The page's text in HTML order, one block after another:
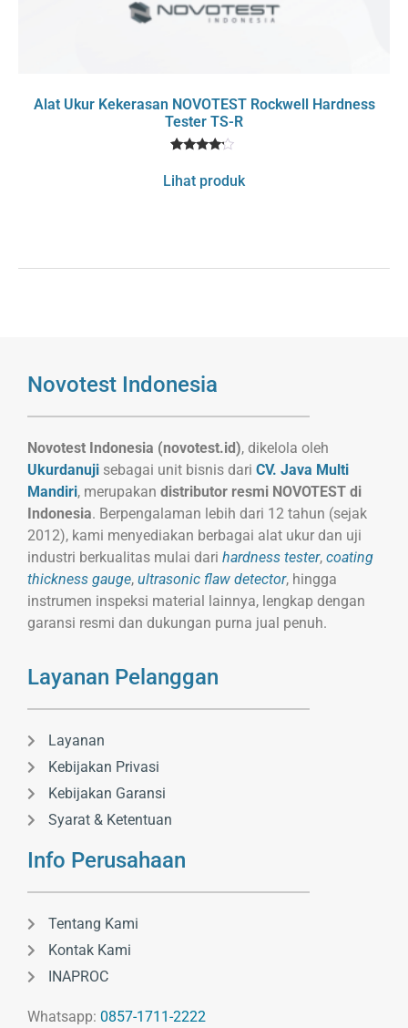
Alat Ukur Kekerasan NOVOTEST Rockwell Hardness
Tester TS-R
4
out of 5
Lihat produk
Novotest Indonesia
Novotest Indonesia (novotest.id), dikelola oleh
Ukurdanuji sebagai unit bisnis dari CV. Java Multi
Mandiri, merupakan distributor resmi NOVOTEST di
Indonesia. Berpengalaman lebih dari 12 tahun (sejak
2012), kami menyediakan berbagai alat ukur dan uji
industri berkualitas mulai dari hardness tester, coating
thickness gauge, ultrasonic flaw detector, hingga
instrumen inspeksi material lainnya, lengkap dengan
garansi resmi dan dukungan purna jual penuh.
Layanan Pelanggan
Layanan
Kebijakan Privasi
Kebijakan Garansi
Syarat & Ketentuan
Info Perusahaan
Tentang Kami
Kontak Kami
INAPROC
Whatsapp: 0857-1711-2222